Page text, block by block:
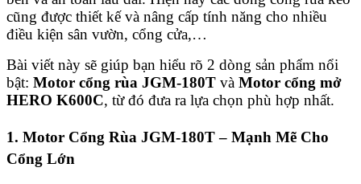
cũng được thiết kế và nâng cấp tính năng cho nhiều
điều kiện sân vườn, cổng cửa,…
Bài viết này sẽ giúp bạn hiểu rõ 2 dòng sản phẩm nổi
bật: Motor cổng rùa JGM-180T và Motor cổng mở
HERO K600C, từ đó đưa ra lựa chọn phù hợp nhất.
1. Motor Cổng Rùa JGM-180T – Mạnh Mẽ Cho
Cổng Lớn